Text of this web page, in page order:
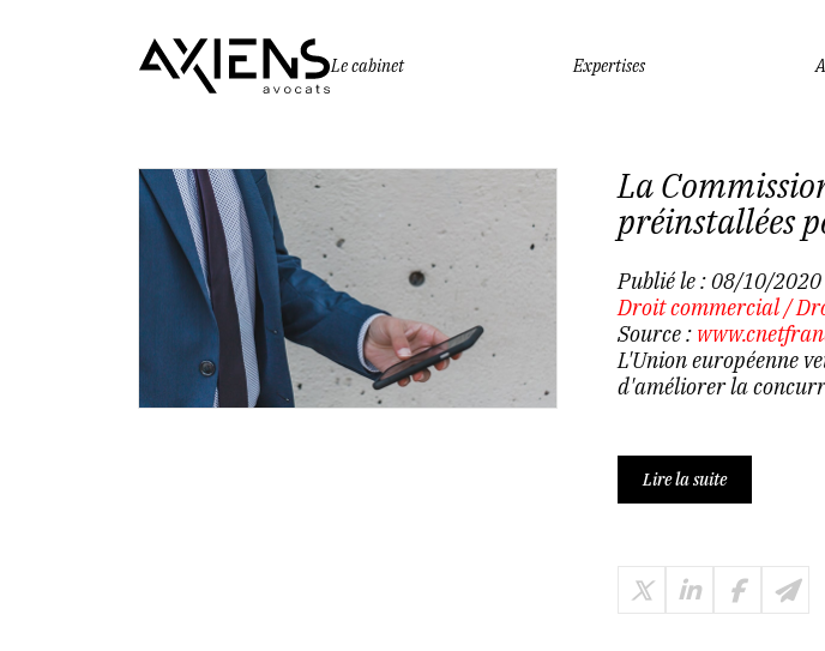
Le cabinet
Expertises
La
préinstallées
Publié le :08/10/2020
Droit commercial/
Source :
L'Union européenne
d'améliorer la
Lire la suite